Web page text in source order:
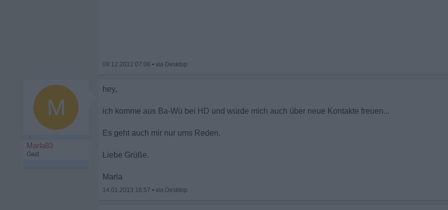
09.12.2012 07:06 •
M
Marla83
Gast
hey,
ich komme aus Ba-Wü bei HD und würde mich auch über neue Kontakte freuen...
Es geht auch mir nur ums Reden.
Liebe Grüße,
Marla
14.01.2013 16:57 •